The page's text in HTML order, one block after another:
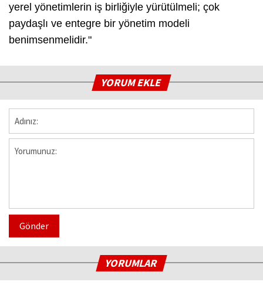
yerel yönetimlerin iş birliğiyle yürütülmeli; çok
paydaşlı ve entegre bir yönetim modeli
benimsenmelidir."
YORUM EKLE
Gönder
YORUMLAR